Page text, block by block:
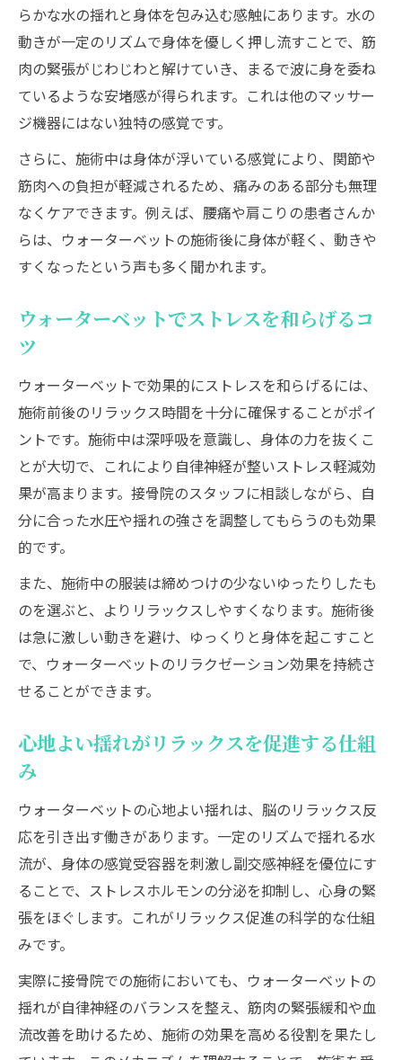
る理由
ウォーターベットで全身リフレッシュする
方法
ウォーターベット施術を安心して受けるための
注意点
ウォーターベット施術前に確認すべきポイ
ント
安心して施術を受けるための事前準備とは
ウォーターベット施術時の注意事項を押さ
えよう
得
禁忌や服装に関する不安を解消できるポイント
ウォーターベット施術の禁忌と服装の基本
施術時に気を付けたい服装選びのポイント
ウォーターベットの禁忌を知り安心して施
術
施術前に知っておきたい体調管理と服装配
らかな水の揺れと身体を包み込む感触にあります。水の
動きが一定のリズムで身体を優しく押し流すことで、筋
肉の緊張がじわじわと解けていき、まるで波に身を委ね
ているような安堵感が得られます。これは他のマッサー
ジ機器にはない独特の感覚です。
さらに、施術中は身体が浮いている感覚により、関節や
筋肉への負担が軽減されるため、痛みのある部分も無理
なくケアできます。例えば、腰痛や肩こりの患者さんか
らは、ウォーターベットの施術後に身体が軽く、動きや
すくなったという声も多く聞かれます。
ウォーターベットでストレスを和らげるコ
ツ
ウォーターベットで効果的にストレスを和らげるには、
施術前後のリラックス時間を十分に確保することがポイ
ントです。施術中は深呼吸を意識し、身体の力を抜くこ
とが大切で、これにより自律神経が整いストレス軽減効
果が高まります。接骨院のスタッフに相談しながら、自
分に合った水圧や揺れの強さを調整してもらうのも効果
的です。
また、施術中の服装は締めつけの少ないゆったりしたも
のを選ぶと、よりリラックスしやすくなります。施術後
は急に激しい動きを避け、ゆっくりと身体を起こすこと
で、ウォーターベットのリラクゼーション効果を持続さ
せることができます。
心地よい揺れがリラックスを促進する仕組
み
ウォーターベットの心地よい揺れは、脳のリラックス反
応を引き出す働きがあります。一定のリズムで揺れる水
流が、身体の感覚受容器を刺激し副交感神経を優位にす
ることで、ストレスホルモンの分泌を抑制し、心身の緊
張をほぐします。これがリラックス促進の科学的な仕組
みです。
実際に接骨院での施術においても、ウォーターベットの
揺れが自律神経のバランスを整え、筋肉の緊張緩和や血
流改善を助けるため、施術の効果を高める役割を果たし